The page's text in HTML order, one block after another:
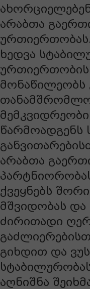
არაბთა
ურთიერთობას.
ხედვა
ურთიერთობის
წარმოადგენს
არაბთა
ქვეყნებს
მშვიდობას და
ძირითადი
გიხდით და
აღნიშნა